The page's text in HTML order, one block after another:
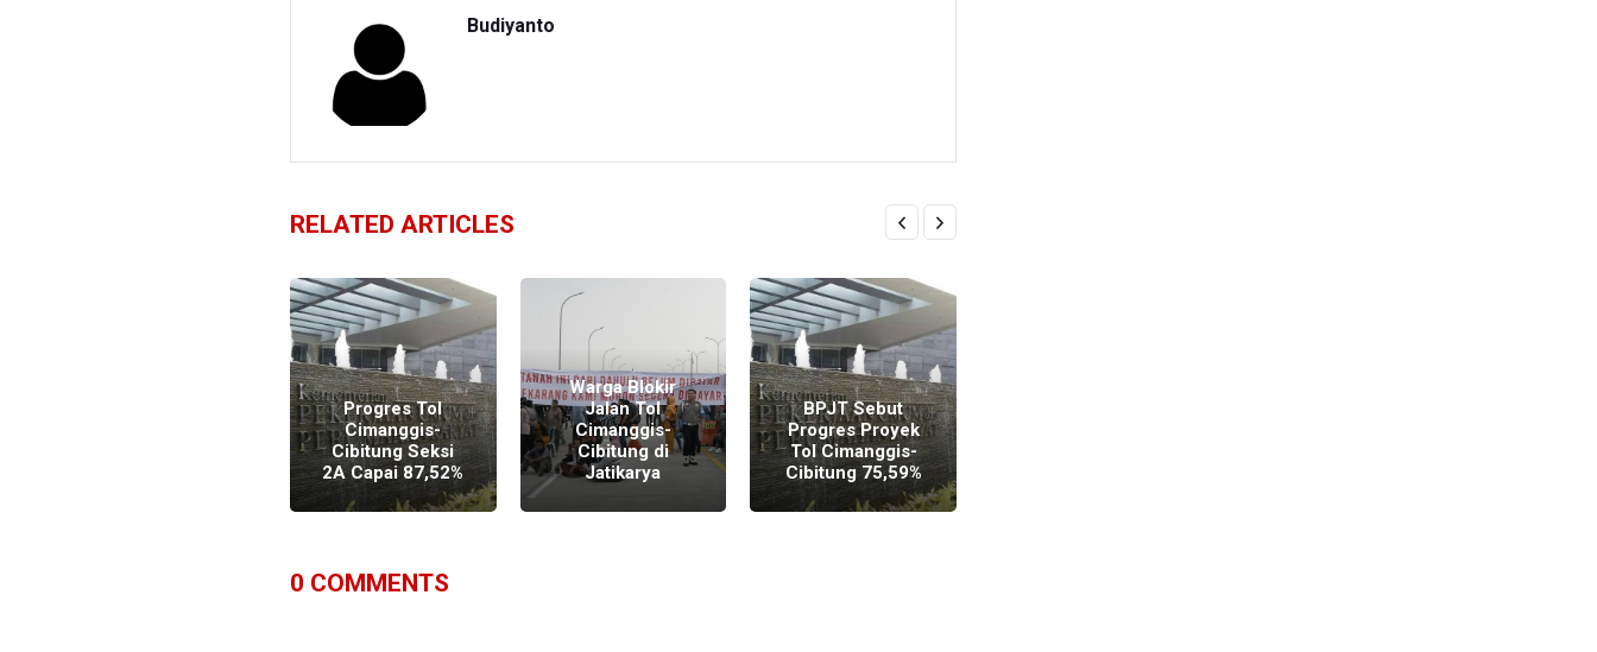
Budiyanto
RELATED ARTICLES
Progres Tol
Cimanggis-
Cibitung Seksi
2A Capai 87,52%
Warga Blokir
Jalan Tol
Cimanggis-
Cibitung di
Jatikarya
BPJT Sebut
Progres Proyek
Tol Cimanggis-
Cibitung 75,59%
0 COMMENTS